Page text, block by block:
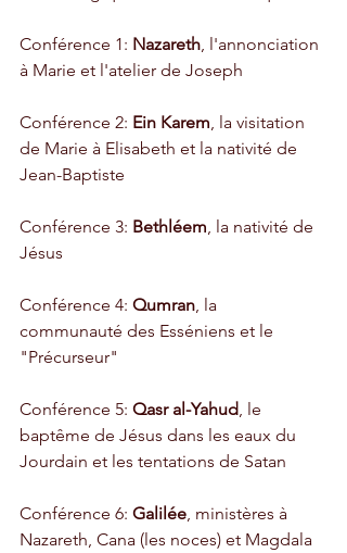
Conférence 1: Nazareth, l'annonciation
à Marie et l'atelier de Joseph
Conférence 2: Ein Karem, la visitation
de Marie à Elisabeth et la nativité de
Jean-Baptiste
Conférence 3: Bethléem, la nativité de
Jésus
Conférence 4: Qumran, la
communauté des Esséniens et le
"Précurseur"
Conférence 5: Qasr al-Yahud, le
baptême de Jésus dans les eaux du
Jourdain et les tentations de Satan
Conférence 6: Galilée, ministères à
Nazareth, Cana (les noces) et Magdala